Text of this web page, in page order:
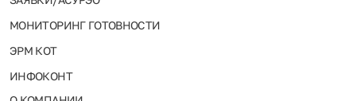
МОНИТОРИНГ ГОТОВНОСТИ
ЭРМ КОТ
ИНФОКОНТ